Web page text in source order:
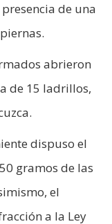
de una
abrieron
de 15 ladrillos,
dispuso el
gramos de las
el
a la Ley